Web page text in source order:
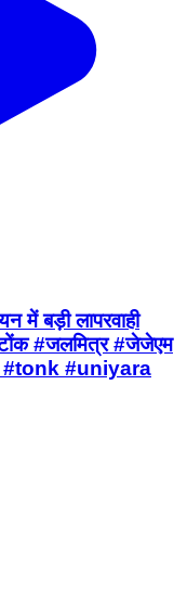
में बड़ी लापरवाही
#जलमित्र #जेजेएम
#tonk #uniyara